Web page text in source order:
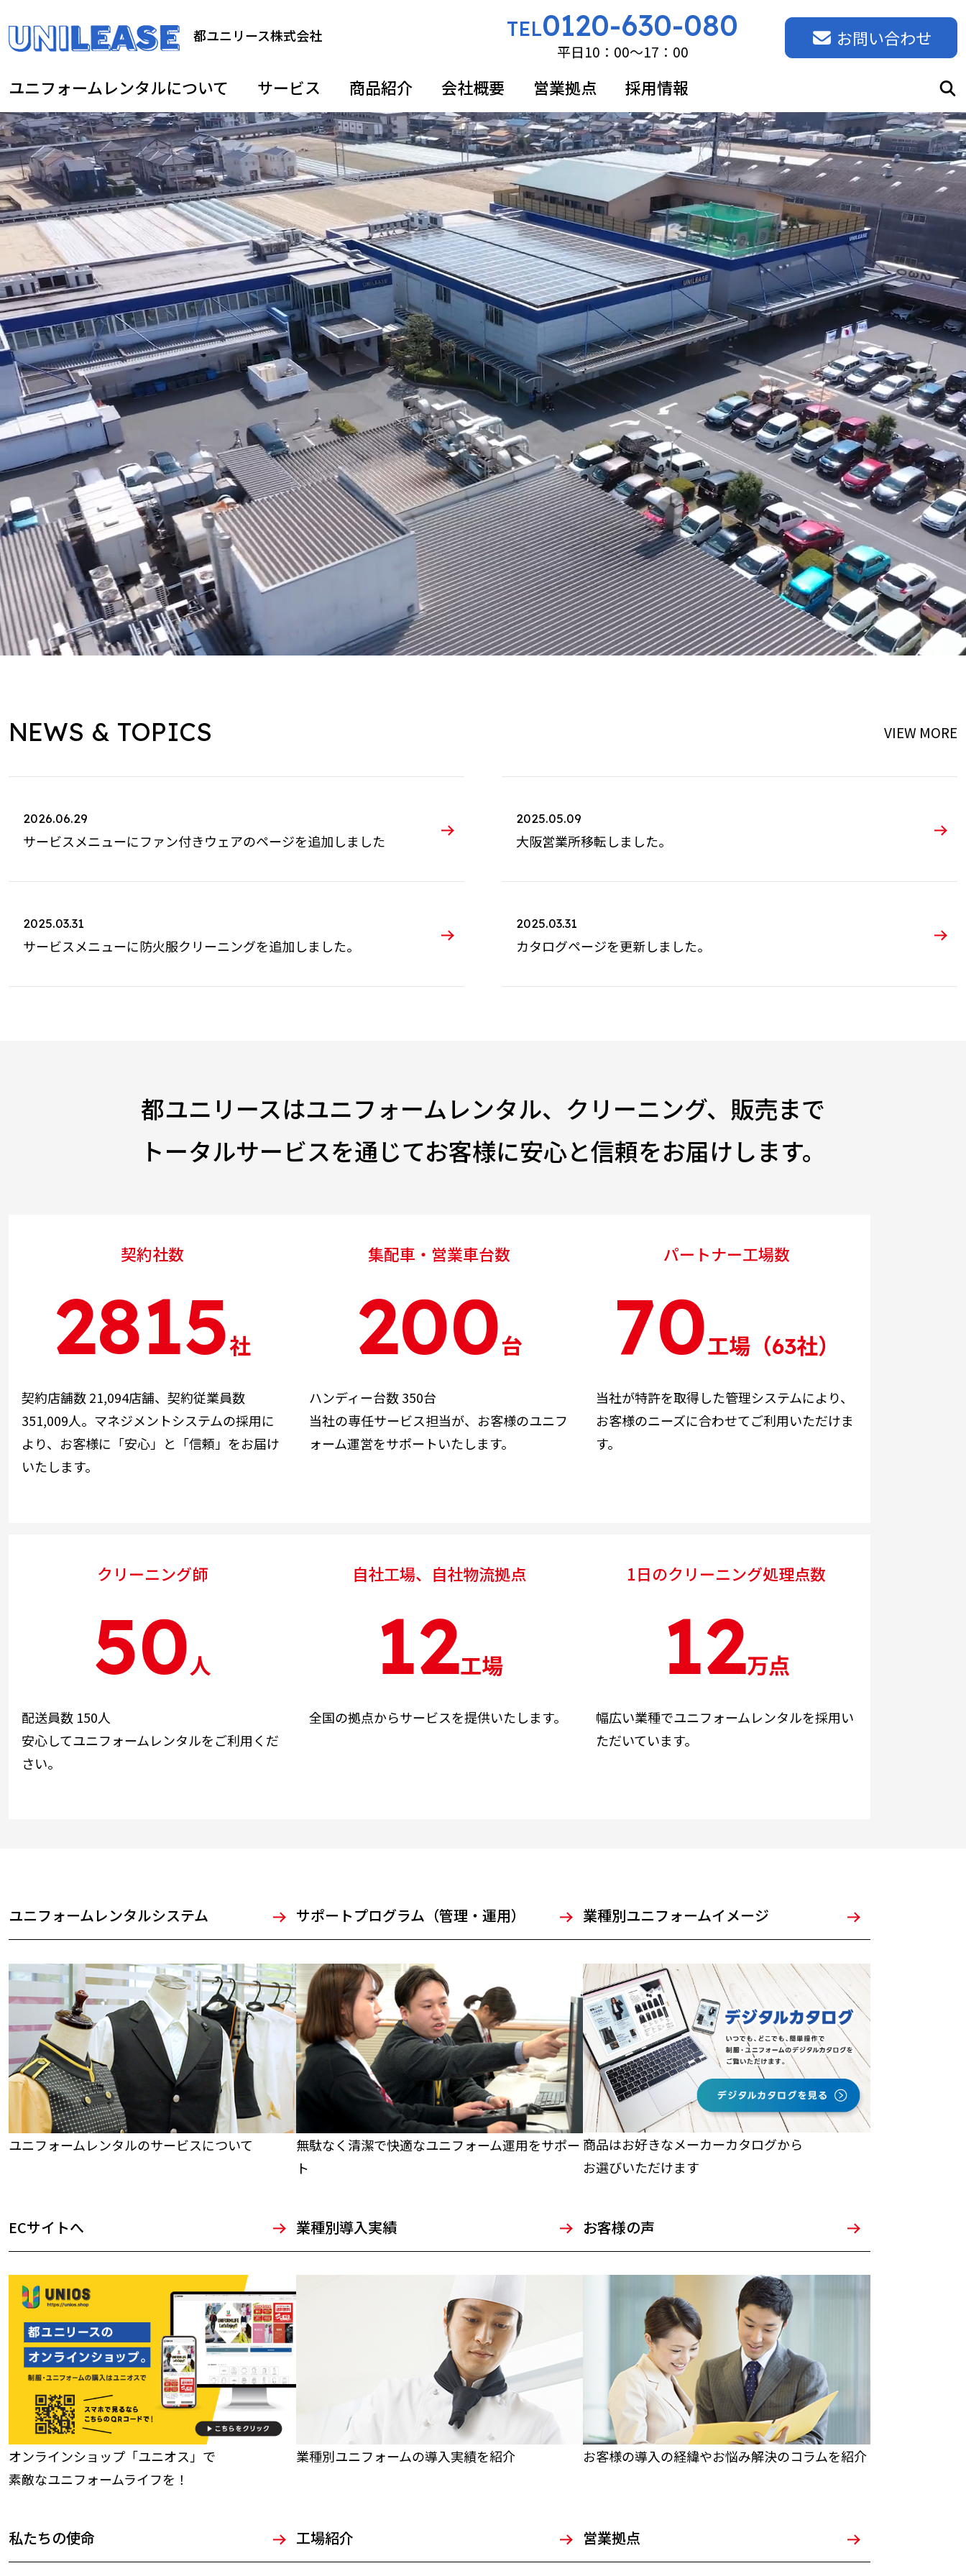
都ユニリース株式会社 TEL0120-630-080
平日10：00～17：00
お問い合わせ
ユニフォームレンタルについて サービス 商品紹介 会社概要 営業拠点 採用情報
NEWS & TOPICS VIEW MORE
2026.06.29
サービスメニューにファン付きウェアのページを追加しました
2025.05.09
大阪営業所移転しました。
2025.03.31
サービスメニューに防火服クリーニングを追加しました。
2025.03.31
カタログページを更新しました。
都ユニリースはユニフォームレンタル、クリーニング、販売まで
トータルサービスを通じてお客様に安心と信頼をお届けします。
契約社数
2815社
契約店舗数 21,094店舗、契約従業員数
351,009人。マネジメントシステムの採用に
より、お客様に「安心」と「信頼」をお届け
いたします。
集配車・営業車台数
200台
ハンディー台数 350台
当社の専任サービス担当が、お客様のユニフ
ォーム運営をサポートいたします。
パートナー工場数
70工場（63社）
当社が特許を取得した管理システムにより、
お客様のニーズに合わせてご利用いただけま
す。
クリーニング師
50人
配送員数 150人
安心してユニフォームレンタルをご利用くだ
さい。
自社工場、自社物流拠点
12工場
全国の拠点からサービスを提供いたします。
1日のクリーニング処理点数
12万点
幅広い業種でユニフォームレンタルを採用い
ただいています。
ユニフォームレンタルシステム
ユニフォームレンタルのサービスについて
サポートプログラム（管理・運用）
無駄なく清潔で快適なユニフォーム運用をサポー
ト
業種別ユニフォームイメージ
商品はお好きなメーカーカタログから
お選びいただけます
ECサイトへ
オンラインショップ「ユニオス」で
素敵なユニフォームライフを！
業種別導入実績
業種別ユニフォームの導入実績を紹介
お客様の声
お客様の導入の経緯やお悩み解決のコラムを紹介
私たちの使命 工場紹介 営業拠点